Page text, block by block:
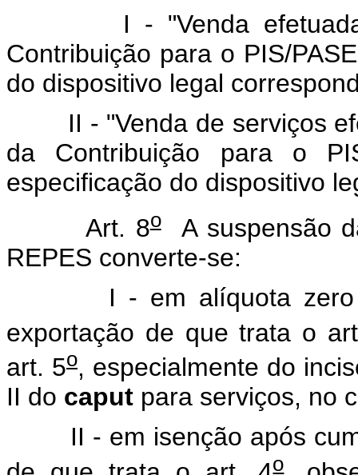
I - "Venda efetuada
Contribuição para o PIS/
do dispositivo legal
II - "Venda de serviços
da Contribuição para o
especificação do dispositivo
Art. 8oA suspensão
REPES converte-se:
I - em alíquota zero
exportação de que trata o
art. 5o, especialmente do
II do caput para serviços, no
II - em isenção após
o